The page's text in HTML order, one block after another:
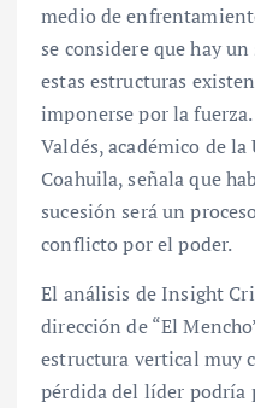
medio de
se considere que hay
estas estructuras
imponerse por la
Valdés, académico de
Coahuila, señala que
sucesión será un
conflicto por el poder.
El análisis de Insight
dirección de “El
estructura vertical muy
pérdida del líder podría